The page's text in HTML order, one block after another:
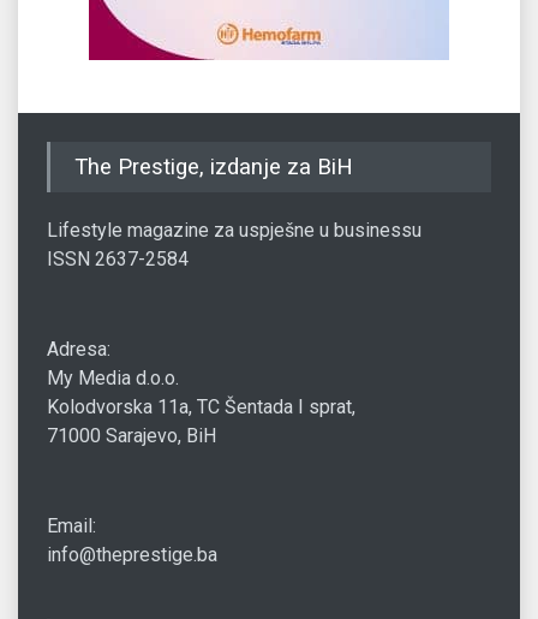
The Prestige, izdanje za BiH
Lifestyle magazine za uspješne u businessu
ISSN 2637-2584
Adresa:
My Media d.o.o.
Kolodvorska 11a, TC Šentada I sprat,
71000 Sarajevo, BiH
Email:
info@theprestige.ba